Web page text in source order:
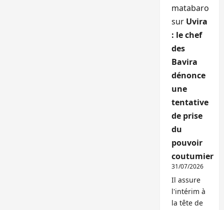
matabaro
sur Uvira
: le chef
des
Bavira
dénonce
une
tentative
de prise
du
pouvoir
coutumier
31/07/2026
Il assure
l'intérim à
la tête de